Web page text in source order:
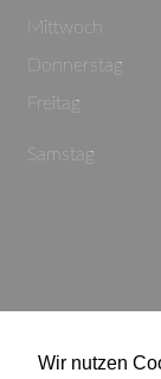
Wir nutzen
Mittwoch
Donnerstag
Freitag
Samstag